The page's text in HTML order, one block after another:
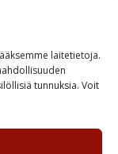
laitetietoja.
tunnuksia. Voit
Maalitussi